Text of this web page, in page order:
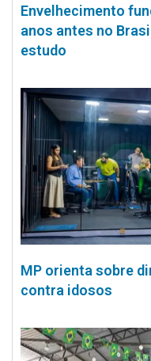
Envelhecimento
anos antes no
estudo
MP orienta sobre
contra idosos